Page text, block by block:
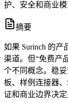
护、安全和商业
摘要
如果 Surinch 的产
渠道。但“免费产
个不同概念。稳
板、样例连接器
证和商业边界决定